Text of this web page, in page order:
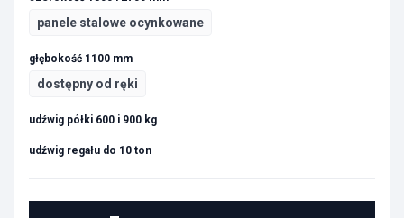
panele stalowe ocynkowane
głębokość 1100 mm
dostępny od ręki
udźwig półki 600 i 900 kg
udźwig regału do 10 ton